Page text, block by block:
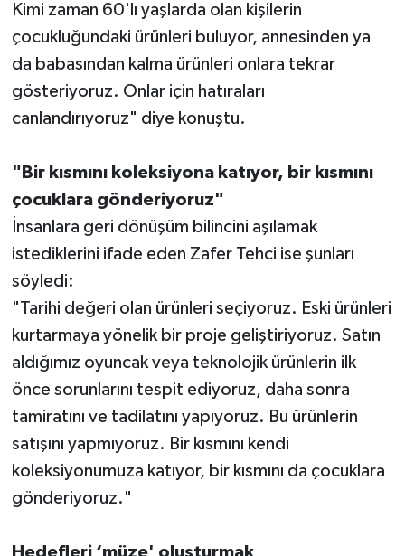
Kimi zaman 60'lı yaşlarda olan kişilerin
çocukluğundaki ürünleri buluyor, annesinden ya
da babasından kalma ürünleri onlara tekrar
gösteriyoruz. Onlar için hatıraları
canlandırıyoruz" diye konuştu.
"Bir kısmını koleksiyona katıyor, bir kısmını
çocuklara gönderiyoruz"
İnsanlara geri dönüşüm bilincini aşılamak
istediklerini ifade eden Zafer Tehci ise şunları
söyledi:
"Tarihi değeri olan ürünleri seçiyoruz. Eski ürünleri
kurtarmaya yönelik bir proje geliştiriyoruz. Satın
aldığımız oyuncak veya teknolojik ürünlerin ilk
önce sorunlarını tespit ediyoruz, daha sonra
tamiratını ve tadilatını yapıyoruz. Bu ürünlerin
satışını yapmıyoruz. Bir kısmını kendi
koleksiyonumuza katıyor, bir kısmını da çocuklara
gönderiyoruz."